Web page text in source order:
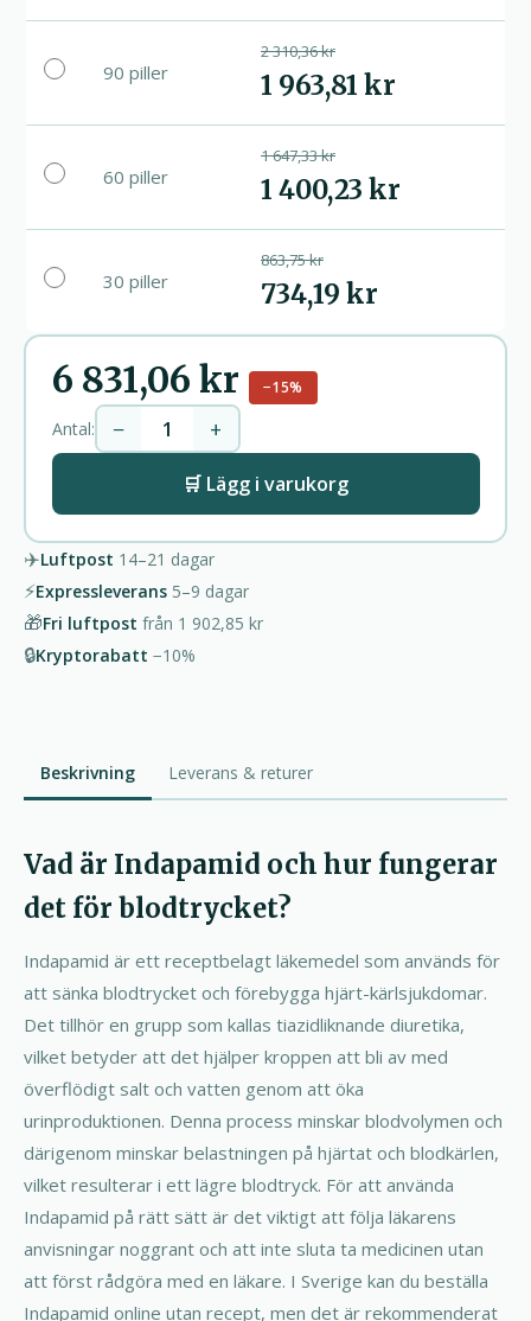
90 piller
2 310,36 kr
1 963,81 kr
60 piller
1 647,33 kr
1 400,23 kr
30 piller
863,75 kr
734,19 kr
6 831,06 kr −15%
Antal: − +
🛒 Lägg i varukorg
✈️Luftpost 14–21 dagar
⚡Expressleverans 5–9 dagar
🎁Fri luftpost från 1 902,85 kr
🔒Kryptorabatt −10%
Beskrivning Leverans & returer
Vad är Indapamid och hur fungerar
det för blodtrycket?
Indapamid är ett receptbelagt läkemedel som används för
att sänka blodtrycket och förebygga hjärt-kärlsjukdomar.
Det tillhör en grupp som kallas tiazidliknande diuretika,
vilket betyder att det hjälper kroppen att bli av med
överflödigt salt och vatten genom att öka
urinproduktionen. Denna process minskar blodvolymen och
därigenom minskar belastningen på hjärtat och blodkärlen,
vilket resulterar i ett lägre blodtryck. För att använda
Indapamid på rätt sätt är det viktigt att följa läkarens
anvisningar noggrant och att inte sluta ta medicinen utan
att först rådgöra med en läkare. I Sverige kan du beställa
Indapamid online utan recept, men det är rekommenderat